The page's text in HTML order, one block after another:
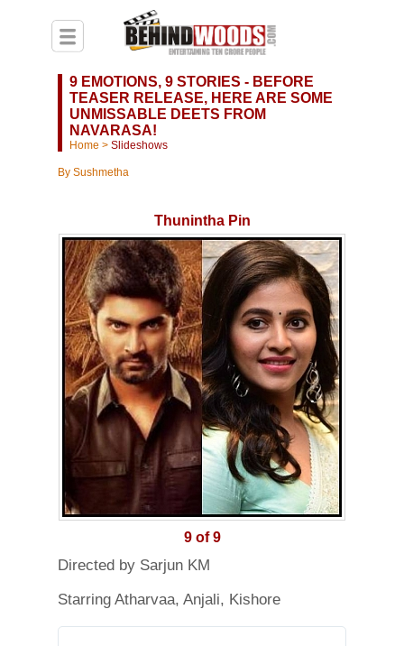
9 EMOTIONS, 9 STORIES - BEFORE
TEASER RELEASE, HERE ARE SOME
UNMISSABLE DEETS FROM
NAVARASA!
Home > Slideshows
By Sushmetha
Thunintha Pin
9 of 9
Directed by Sarjun KM
Starring Atharvaa, Anjali, Kishore